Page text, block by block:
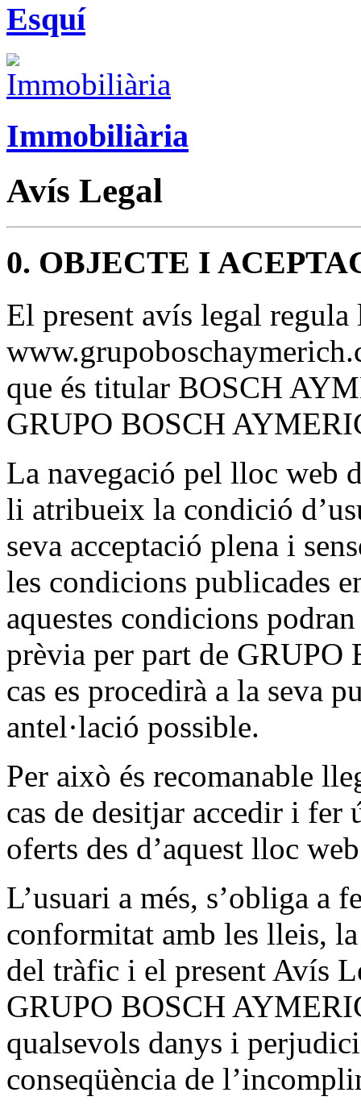
Esquí
Immobiliària
Avís Legal
0. OBJECTE I
El present avís legal
que és titular BOSCH
GRUPO BOSCH
La navegació pel lloc web
li atribueix la condició
seva acceptació plena i
les condicions publicades
aquestes condicions
prèvia per part de
cas es procedirà a la seva
antel·lació possible.
Per això és recomanable
cas de desitjar accedir i fer
oferts des d’aquest lloc
L’usuari a més, s’obliga a
conformitat amb les lleis,
del tràfic i el present Avís
GRUPO BOSCH
qualsevols danys i
conseqüència de